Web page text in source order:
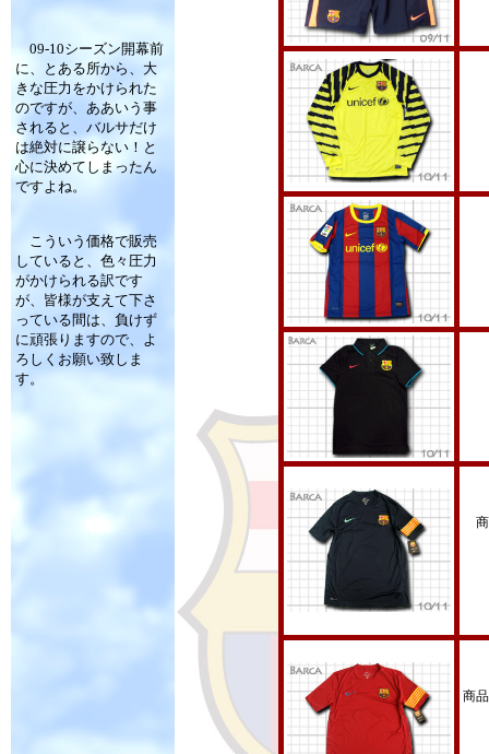
09-10シーズン開幕前
に、とある所から、大
きな圧力をかけられた
のですが、ああいう事
されると、バルサだけ
は絶対に譲らない！と
心に決めてしまったん
ですよね。
こういう価格で販売
していると、色々圧力
がかけられる訳です
が、皆様が支えて下さ
っている間は、負けず
に頑張りますので、よ
ろしくお願い致しま
す。
商